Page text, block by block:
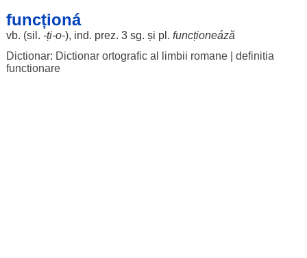
funcționá
vb. (sil . -ți-o-), ind. prez. 3 sg. și pl. funcționeáză
Dictionar: Dictionar ortografic al limbii romane| definitia
functionare